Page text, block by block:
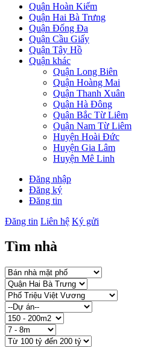
Quận Hoàn Kiếm
Quận Hai Bà Trưng
Quận Đống Đa
Quận Cầu Giấy
Quận Tây Hồ
Quận khác
Quận Long Biên
Quận Hoàng Mai
Quận Thanh Xuân
Quận Hà Đông
Quận Bắc Từ Liêm
Quận Nam Từ Liêm
Huyện Hoài Đức
Huyện Gia Lâm
Huyện Mê Linh
Đăng nhập
Đăng ký
Đăng tin
Đăng tin Liên hệ Ký gửi
Tìm nhà